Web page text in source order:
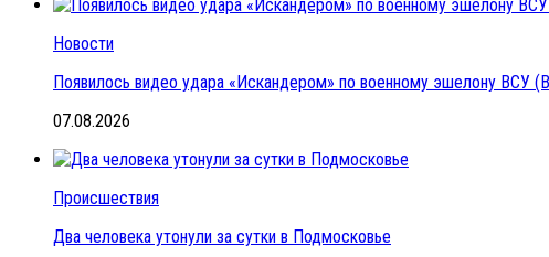
Новости
Появилось видео удара «Искандером» по военному эшелону ВСУ
07.08.2026
Происшествия
Два человека утонули за сутки в Подмосковье